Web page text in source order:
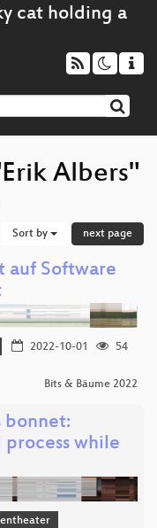
Albers"
Sort by next page
auf Software
2022-10-01
54
Bits & Bäume 2022
bonnet:
while